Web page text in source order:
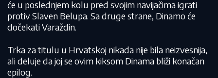
će u poslednjem kolu pred svojim navijačima igrati
protiv Slaven Belupa. Sa druge strane, Dinamo će
dočekati Varaždin.
Trka za titulu u Hrvatskoj nikada nije bila neizvesnija,
ali deluje da joj se ovim kiksom Dinama bliži konačan
epilog.